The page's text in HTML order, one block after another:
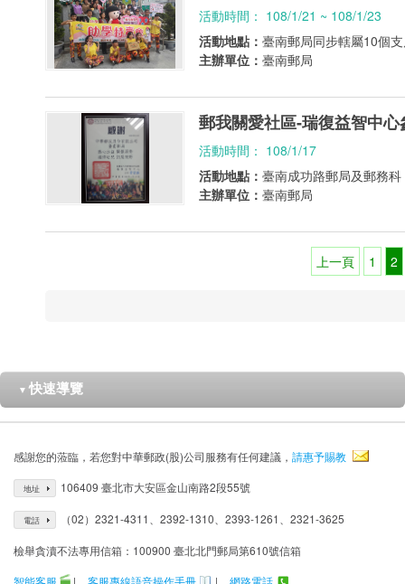
活動時間： 108/1/21 ~ 108/1/23
活動地點： 臺南郵局同步轄屬10個
主辦單位： 臺南郵局
郵我關愛社區-瑞復益智中
活動時間： 108/1/17
活動地點： 臺南成功路郵局及郵務科
主辦單位： 臺南郵局
上一頁 1 2
▼ 快速導覽
感謝您的蒞臨，若您對中華郵政(股)公司服務有任何建議， 請惠予賜教
地址 106409 臺北市大安區金山南路2段55號
電話 （02）2321-4311、2392-1310、2393-1261、2321-3625
檢舉貪瀆不法專用信箱：100900 臺北北門郵局第610號信箱
智能客服
| 客服專線語音操作手冊 | 網路電話